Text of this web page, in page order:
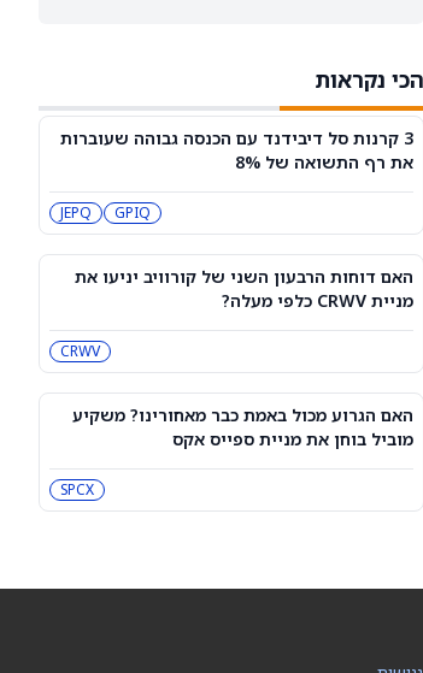
במניית HIMS
תחזית מחיר מניית Rocket Lab Usa —
באוגוסט
RKLB
3 קרנות סל דיבידנד עם הכנסה גבוהה
שעוברות את רף התשואה של 8%
האם הגרוע מכול באמת כבר מאחורינו?
משקיע מוביל בוחן את מניית ספייס אקס
SPCX
הכי נקראות
3 קרנות סל דיבידנד עם הכנסה גבוהה שעוברות
את רף התשואה של 8%
GPIQ
JEPQ
האם דוחות הרבעון השני של קורוויב יניעו את
מניית CRWV כלפי מעלה?
CRWV
האם הגרוע מכול באמת כבר מאחורינו? משקיע
מוביל בוחן את מניית ספייס אקס
SPCX